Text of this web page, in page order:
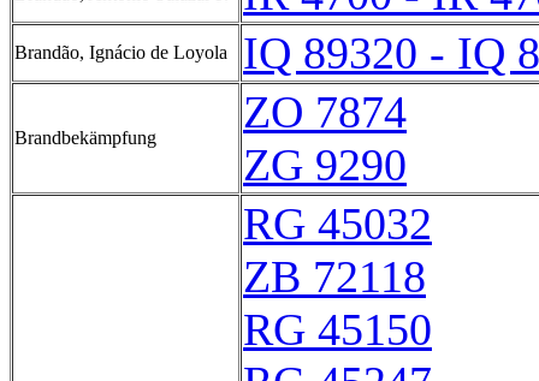
Brandão, Ignácio de Loyola IQ 89320 - IQ
Brandbekämpfung
ZO 7874
ZG 9290
RG 45032
ZB 72118
RG 45150